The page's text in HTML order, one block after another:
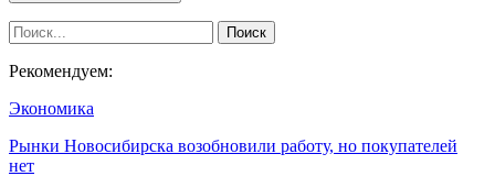
Рекомендуем:
Экономика
Рынки Новосибирска возобновили работу, но покупателей
нет